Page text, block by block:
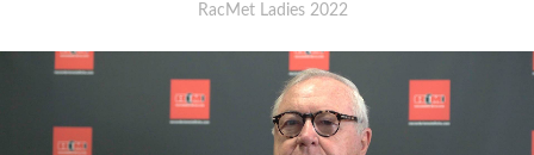
RacMet Ladies 2022